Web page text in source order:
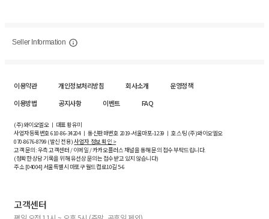
Seller Information
이용약관 개인정보처리방침 회사소개
운영정책
이용방법
공지사항 이벤트 FAQ
(주)와이오엘오 ㅣ 대표 황유미
사업자등록번호610-86-34204ㅣ 통신판매번호 2019-서울마포-1239 ㅣ 호스팅 (주)와이오엘오
070-8676-8799 (발신 전용)사업자 정보 확인 >
고객 문의: 우측 고객센터 / 이메일 / 카카오플러스 채널을 통해 문의 접수 부탁드립니다.
(정확한 상담 기록을 위해 유선상 문의는 접수받고 있지 않습니다)
주소 [04004] 서울특별시 마포구 월드컵로10길5-6
고객센터